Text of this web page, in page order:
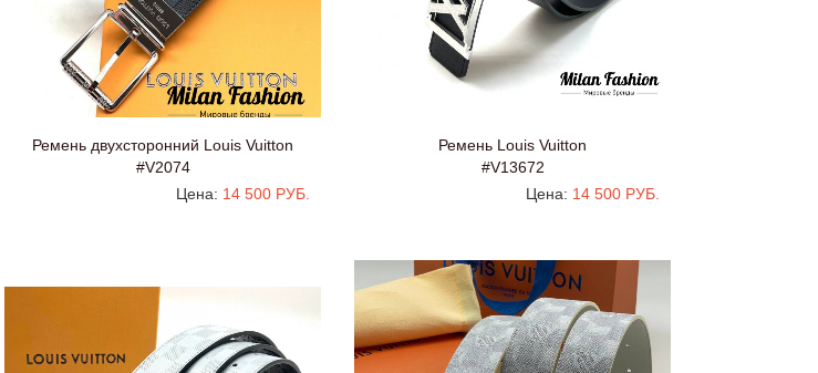
Ремень двухсторонний Louis Vuitton
#V2074
Цена: 14 500 РУБ.
Ремень Louis Vuitton
#V13672
Цена: 14 500 РУБ.